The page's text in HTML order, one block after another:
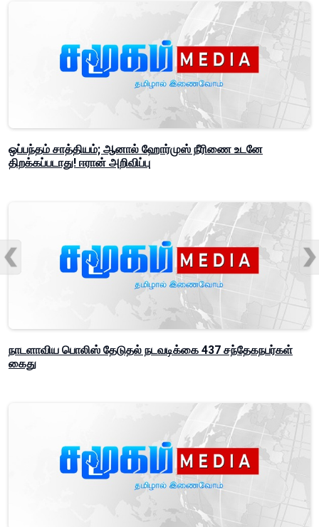
ஒப்பந்தம் சாத்தியம்; ஆனால் ஹோர்முஸ் நீரிணை உடனே
திறக்கப்படாது! ஈரான் அறிவிப்பு
நாடளாவிய பொலிஸ் தேடுதல் நடவடிக்கை 437 சந்தேகநபர்கள்
கைது